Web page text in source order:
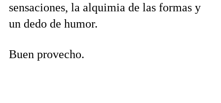
sensaciones, la alquimia de las formas y
un dedo de humor.
Buen provecho.